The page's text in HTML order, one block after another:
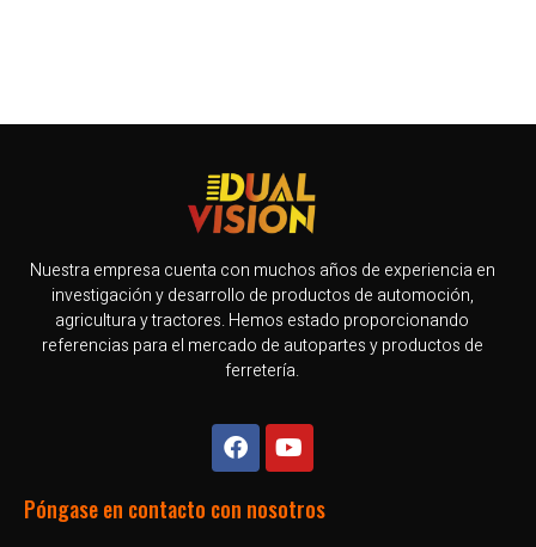
Nuestra empresa cuenta con muchos años de experiencia en
investigación y desarrollo de productos de automoción,
agricultura y tractores. Hemos estado proporcionando
referencias para el mercado de autopartes y productos de
ferretería.
Póngase en contacto con nosotros